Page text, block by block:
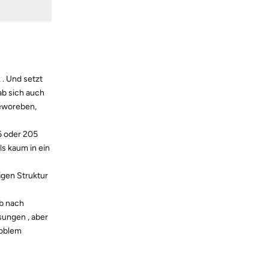
Und setzt
sich auch
oder 205
kaum in ein
Struktur
nach
, aber